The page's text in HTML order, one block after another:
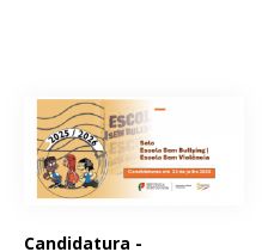
Candidatura -